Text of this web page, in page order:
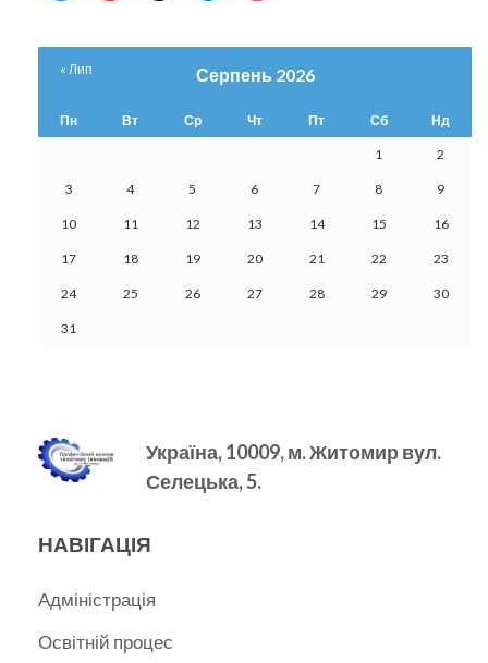
Серпень 2026
Пн Вт Ср Чт Пт Сб Нд
1 2
3 4 5 6 7 8 9
10 11 12 13 14 15 16
17 18 19 20 21 22 23
24 25 26 27 28 29 30
31
« Лип
Україна, 10009, м.Житомир вул.
Селецька, 5.
НАВІГАЦІЯ
Адміністрація
Освітній процес